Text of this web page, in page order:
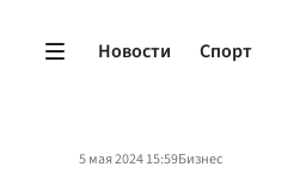
Новости Спорт
5 мая 2024 15:59Бизнес